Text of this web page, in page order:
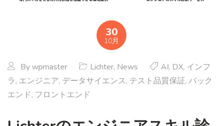
30
10月
Bywpmaster Lichter, News AI, DX, インフ
ラ, エンジニア, データサイエンス, テスト品質保証, バック
エンド, フロントエンド